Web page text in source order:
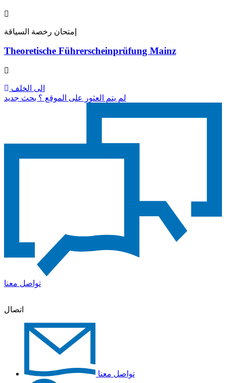
إمتحان رخصة السياقة
Theoretische Führerscheinprüfung Mainz
الى الخلف
لم يتم العثور على الموقع ؟ بحث جديد
تواصل معنا
اتصال
تواصل معنا